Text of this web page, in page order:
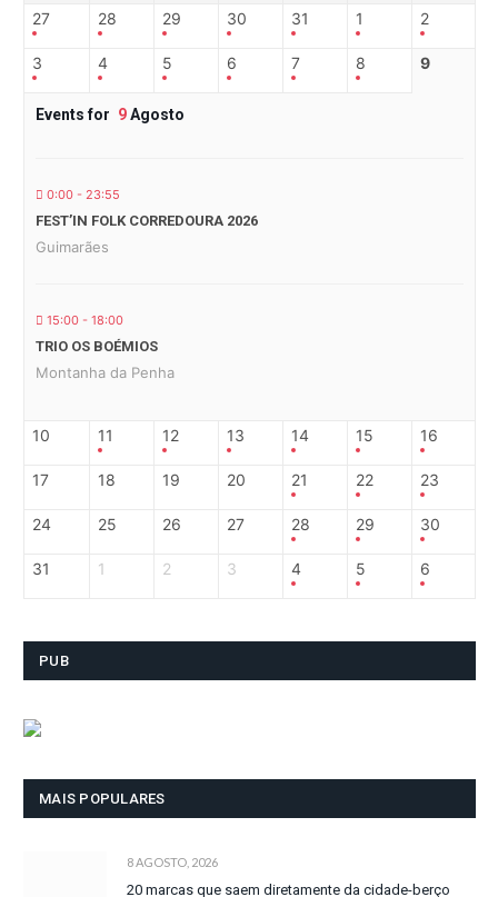
27 28 29 30 31 1 2
3 4 5 6 7 8 9
Events for 9Agosto
0:00 - 23:55
FEST’IN FOLK CORREDOURA 2026
Guimarães
15:00 - 18:00
TRIO OS BOÉMIOS
Montanha da Penha
10 11 12 13 14 15 16
17 18 19 20 21 22 23
24 25 26 27 28 29 30
31 1 2 3 4 5 6
PUB
MAIS POPULARES
8 AGOSTO, 2026
20 marcas que saem diretamente da cidade-berço